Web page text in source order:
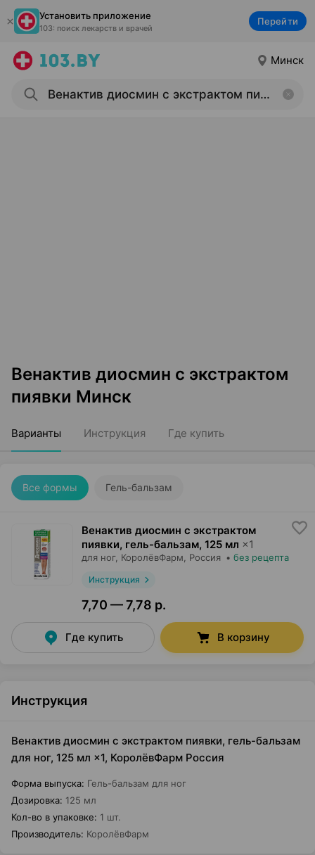
Установить приложение
103: поиск лекарств и врачей
Перейти
Минск
Венактив диосмин с экстрактом
пиявки Минск
Варианты Инструкция Где купить
Все формы Гель-бальзам
Венактив диосмин с экстрактом
пиявки, гель-бальзам, 125 мл ×1
для ног, КоролёвФарм , Россия • без рецепта
Инструкция
7,70 — 7,78 р.
Где купить В корзину
Инструкция
Венактив диосмин с экстрактом пиявки, гель-бальзам
для ног, 125 мл ×1, КоролёвФарм Россия
Форма выпуска: Гель-бальзам для ног
Дозировка: 125 мл
Кол-во в упаковке: 1 шт.
Производитель: КоролёвФарм